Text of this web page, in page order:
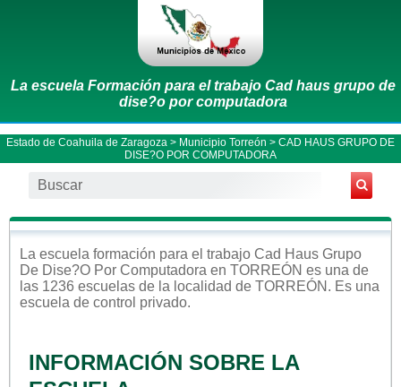
La escuela Formación para el trabajo Cad haus grupo de
dise?o por computadora
Estado de Coahuila de Zaragoza > Municipio Torreón > CAD HAUS GRUPO DE
DISE?O POR COMPUTADORA
La escuela formación para el trabajo Cad Haus Grupo
De Dise?o Por Computadora en TORREÓN es una de
las 1236 escuelas de la localidad de TORREÓN . Es una
escuela de control privado.
INFORMACIÓN SOBRE LA